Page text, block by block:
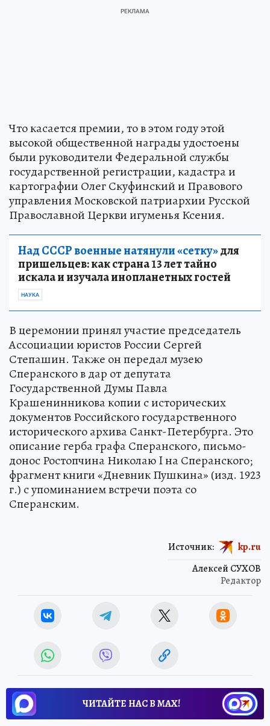
Что касается премии, то в этом году этой
высокой общественной награды удостоены
были руководители Федеральной службы
государственной регистрации, кадастра и
картографии Олег Скуфинский и Правового
управления Московской патриархии Русской
Православной Церкви игуменья Ксения.
Над СССР военные натянули «сетку»для
пришельцев: как страна 13 лет тайно
искала и изучала инопланетных гостей
НАУКА
В церемонии принял участие председатель
Ассоциации юристов России Сергей
Степашин. Также он передал музею
Сперанского в дар от депутата
Государственной Думы Павла
Крашенинникова копии с исторических
документов Российского государственного
исторического архива Санкт-Петербурга. Это
описание герба графа Сперанского, письмо-
донос Ростопчина Николаю I на Сперанского;
фрагмент книги «Дневник Пушкина» (изд. 1923
г.) с упоминанием встречи поэта со
Сперанским.
Алексей СУХОВ
Редактор
Источник: kp.ru
ЧИТАЙТЕ НАС В МАХ!